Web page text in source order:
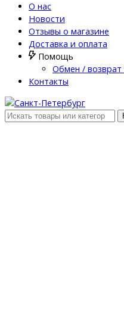
О нас
Новости
Отзывы о магазине
Доставка и оплата
Помощь
Обмен / возврат
Контакты